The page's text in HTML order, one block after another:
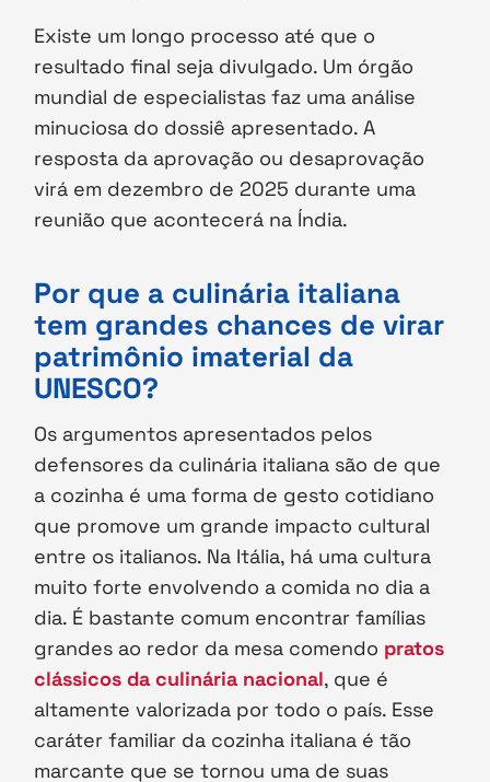
Existe um longo processo até que o
resultado final seja divulgado. Um órgão
mundial de especialistas faz uma análise
minuciosa do dossiê apresentado. A
resposta da aprovação ou desaprovação
virá em dezembro de 2025 durante uma
reunião que acontecerá na Índia.
Por que a culinária italiana
tem grandes chances de virar
patrimônio imaterial da
UNESCO?
Os argumentos apresentados pelos
defensores da culinária italiana são de que
a cozinha é uma forma de gesto cotidiano
que promove um grande impacto cultural
entre os italianos. Na Itália, há uma cultura
muito forte envolvendo a comida no dia a
dia. É bastante comum encontrar famílias
grandes ao redor da mesa comendo pratos
clássicos da culinária nacional, que é
altamente valorizada por todo o país. Esse
caráter familiar da cozinha italiana é tão
marcante que se tornou uma de suas